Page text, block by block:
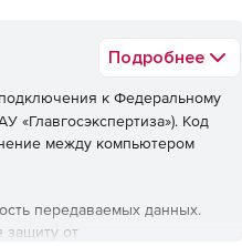
Подробнее
к Федеральному
«Главгосэкспертиза»). Код
между компьютером
передаваемых данных.
от